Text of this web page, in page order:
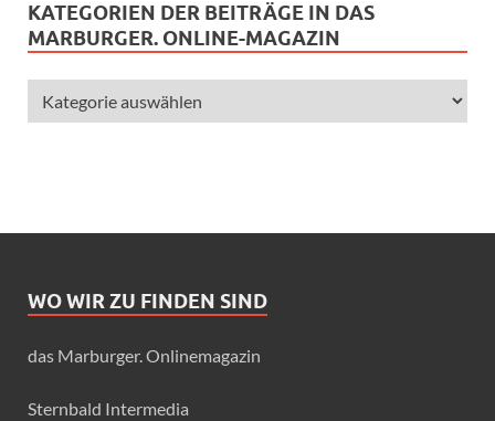
KATEGORIEN DER BEITRÄGE IN DAS
MARBURGER. ONLINE-MAGAZIN
WO WIR ZU FINDEN SIND
das Marburger. Onlinemagazin
Sternbald Intermedia